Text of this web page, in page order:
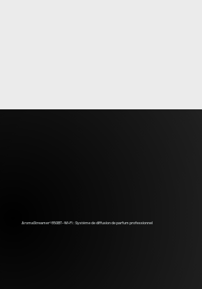
AromaStreamer®850BT–Wi-Fi : Système de diffusion de parfum professionnel